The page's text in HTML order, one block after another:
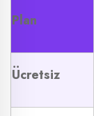
Plan
Ücretsiz